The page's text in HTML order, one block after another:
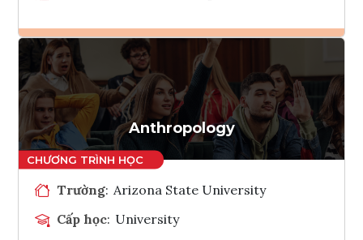
Ghi danh
Tham vấn Interlink
Anthropology
Trường: Arizona State University
Cấp học: University